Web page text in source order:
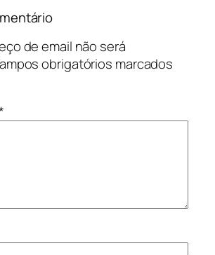
de email não será
obrigatórios marcados